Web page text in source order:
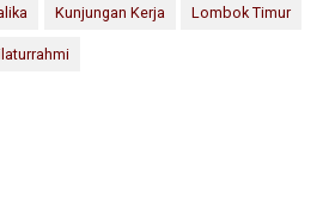
Kunjungan Kerja Lombok Timur